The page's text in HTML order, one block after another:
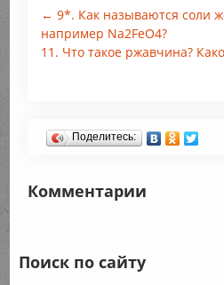
← 9*. Как называются соли
например Na2FeO4?
11. Что такое ржавчина?
Поделитесь:
Комментарии
Поиск по сайту